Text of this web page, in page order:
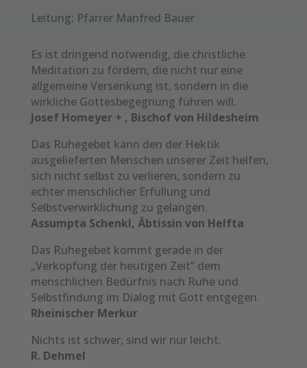
Leitung: Pfarrer Manfred Bauer
Es ist dringend notwendig, die christliche
Meditation zu fördern, die nicht nur eine
allgemeine Versenkung ist, sondern in die
wirkliche Gottesbegegnung führen will.
Josef Homeyer + , Bischof von Hildesheim
Das Ruhegebet kann den der Hektik
ausgelieferten Menschen unserer Zeit helfen,
sich nicht selbst zu verlieren, sondern zu
echter menschlicher Erfüllung und
Selbstverwirklichung zu gelangen.
Assumpta Schenkl, Äbtissin von Helfta
Das Ruhegebet kommt gerade in der
„Verkopfung der heutigen Zeit“ dem
menschlichen Bedürfnis nach Ruhe und
Selbstfindung im Dialog mit Gott entgegen.
Rheinischer Merkur
Nichts ist schwer, sind wir nur leicht.
R. Dehmel